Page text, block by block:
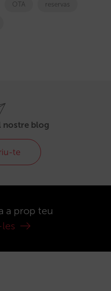
OTA reservas
nostre blog
te
a prop teu